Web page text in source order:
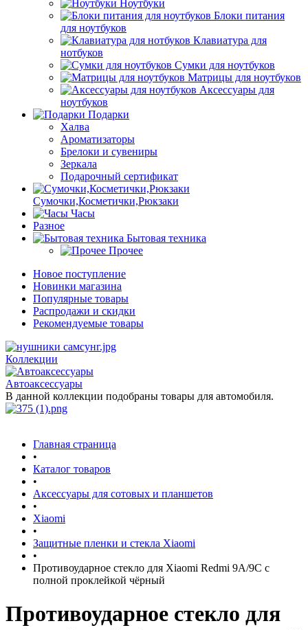
Ноутбуки
Блоки питания
для ноутбуков
Клавиатура для
нотбуков
Сумки для ноутбуков
Матрицы для ноутбуков
Аксессуары для
ноутбуков
Подарки
Халва
Ароматизаторы
Брелоки и сувениры
Зеркала
Подарочный сертификат
Сумочки,Косметички,Рюкзаки
Часы
Разное
Бытовая техника
Прочее
Новое поступление
Новинки магазина
Популярные товары
Распродажи и скидки
Рекомендуемые товары
Коллекции
Автоаксессуары
В данной коллекции подобраны товары для автомобиля.
Главная страница
•
Каталог товаров
•
Аксессуары для сотовых и планшетов
•
Xiaomi
•
Защитные пленки и стекла Xiaomi
•
Противоударное стекло для Xiaomi Redmi 9A/9C с
полной проклейкой чёрный
Противоударное стекло для